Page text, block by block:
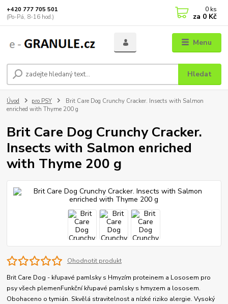
Menu
Hledat
+420 777 705 501
(Po-Pá, 8-16 hod.)
0 ks
za 0 Kč
Úvod pro PSY
Brit Care Dog Crunchy Cracker. Insects with Salmon
enriched with Thyme 200 g
Brit Care Dog Crunchy Cracker.
Insects with Salmon enriched
with Thyme 200 g
Ohodnotit produkt
Brit Care Dog - křupavé pamlsky s Hmyzím proteinem a Lososem pro
psy všech plemenFunkční křupavé pamlsky s hmyzem a lososem.
Obohaceno o tymián. Skvělá stravitelnost a nízké riziko alergie. Vysoký